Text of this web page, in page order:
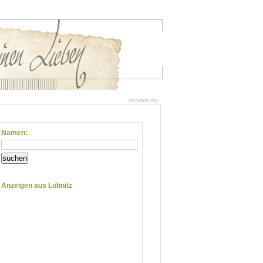
Verwaltung
Namen:
suchen
Anzeigen aus Löbnitz